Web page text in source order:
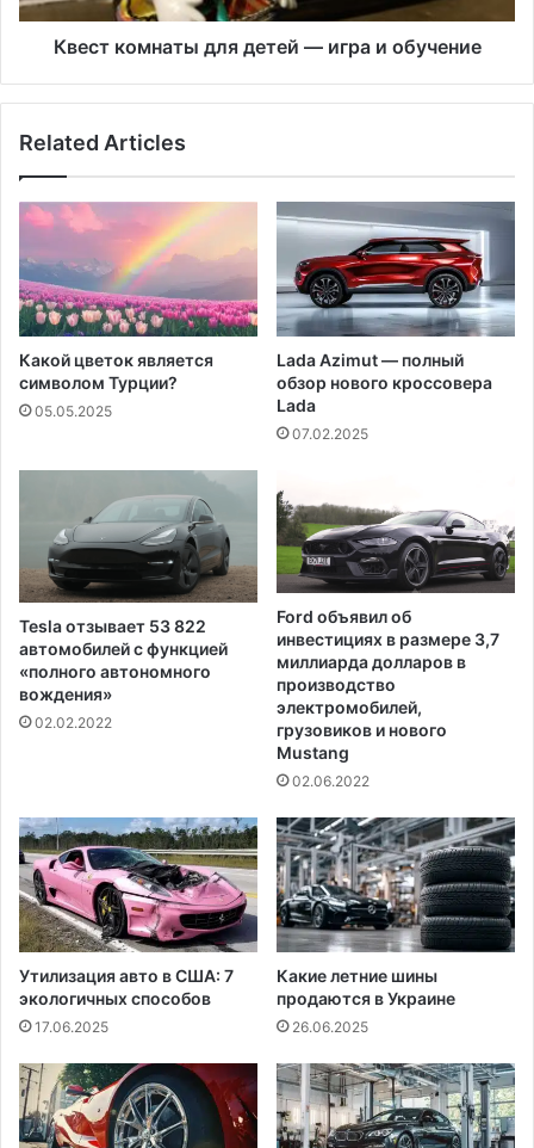
Квест комнаты для детей — игра и обучение
Related Articles
Какой цветок является
символом Турции?
05.05.2025
Lada Azimut — полный
обзор нового кроссовера
Lada
07.02.2025
Tesla отзывает 53 822
автомобилей с функцией
«полного автономного
вождения»
02.02.2022
Ford объявил об
инвестициях в размере 3,7
миллиарда долларов в
производство
электромобилей,
грузовиков и нового
Mustang
02.06.2022
Утилизация авто в США: 7
экологичных способов
17.06.2025
Какие летние шины
продаются в Украине
26.06.2025